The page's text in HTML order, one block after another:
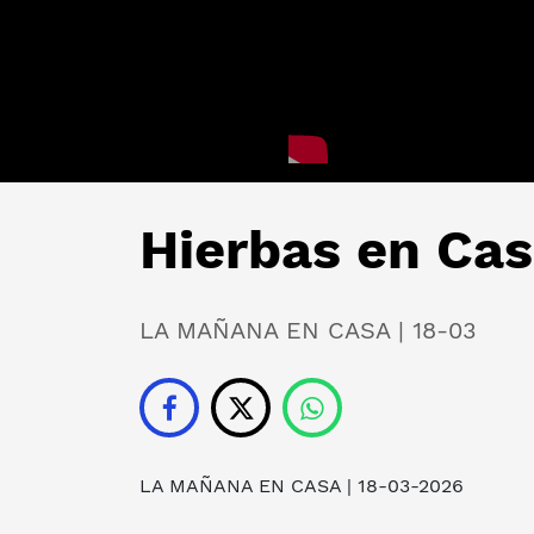
Hierbas en
LA MAÑANA EN CASA | 18-03
LA MAÑANA EN CASA | 18-03-2026